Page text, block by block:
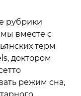
рубрики
мы вместе с
терм
доктором
режим сна,